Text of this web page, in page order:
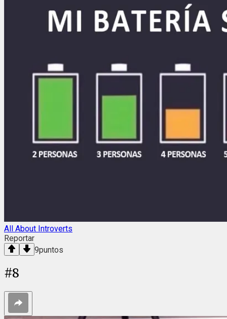
All About Introverts
Reportar
9puntos
#8